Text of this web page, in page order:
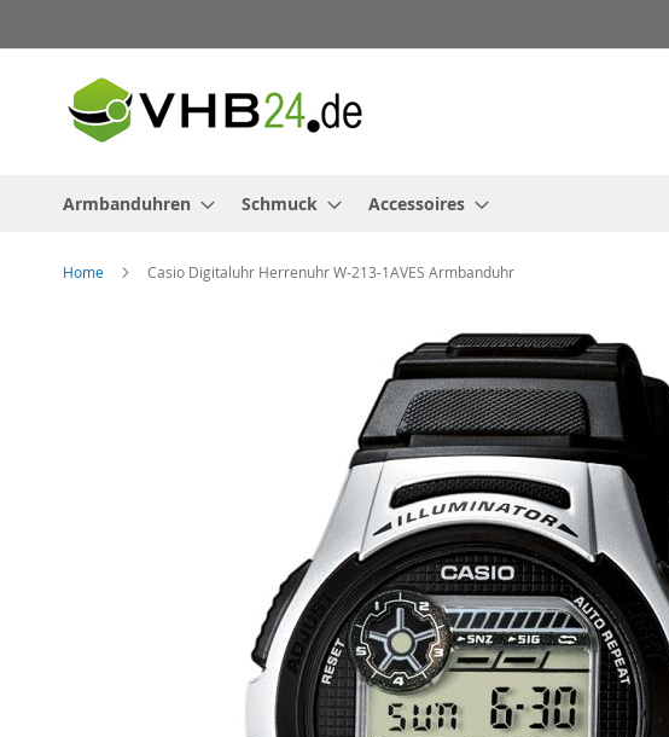
zum
Armbanduhren Schmuck Accessoires
Home Casio Digitaluhr Herrenuhr W-213-1AVES Armbanduhr